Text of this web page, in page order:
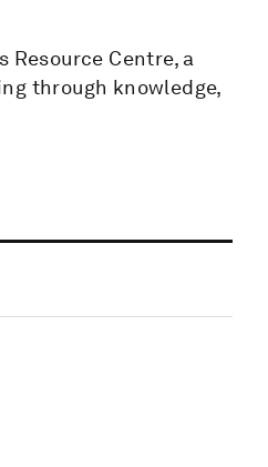
Centre, a
through knowledge,